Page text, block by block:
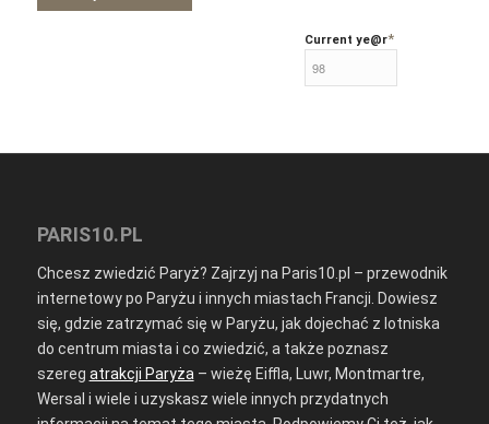
Current ye@r*
PARIS10.PL
Chcesz zwiedzić Paryż? Zajrzyj na Paris10.pl – przewodnik
internetowy po Paryżu i innych miastach Francji. Dowiesz
się, gdzie zatrzymać się w Paryżu, jak dojechać z lotniska
do centrum miasta i co zwiedzić, a także poznasz
szereg atrakcji Paryża – wieżę Eiffla, Luwr, Montmartre,
Wersal i wiele i uzyskasz wiele innych przydatnych